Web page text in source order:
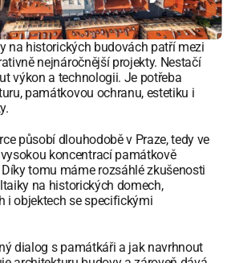
na historických budovách patří mezi
nejnáročnější projekty. Nestačí
výkon a technologii. Je potřeba
památkovou ochranu, estetiku i
působí dlouhodobě v Praze, tedy ve
koncentrací památkově
tomu máme rozsáhlé zkušenosti
na historických domech,
i objektech se specifickými
dialog s památkáři a jak navrhnout